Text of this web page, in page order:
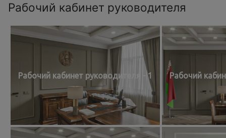
Рабочий кабинет руководителя
Рабочий кабинет руководителя - 1 Рабочий